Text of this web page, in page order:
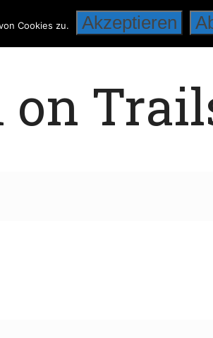
on
Cookies zu. Akzeptieren